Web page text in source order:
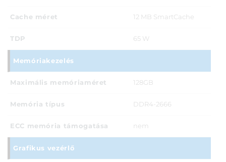
Cache méret 12 MB SmartCache
TDP 65 W
Memóriakezelés
Maximális memóriaméret 128GB
Memória típus DDR4-2666
ECC memória támogatása nem
Grafikus vezérlő